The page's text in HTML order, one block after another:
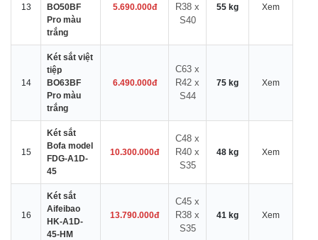
13
BO50BF
Pro màu
trắng
5.690.000đ
R38 x
S40
55 kg Xem
14
Két sắt việt
tiệp
BO63BF
Pro màu
trắng
6.490.000đ
C63 x
R42 x
S44
75 kg Xem
15
Két sắt
Bofa model
FDG-A1D-
45
10.300.000đ
C48 x
R40 x
S35
48 kg Xem
16
Két sắt
Aifeibao
HK-A1D-
45-HM
13.790.000đ
C45 x
R38 x
S35
41 kg Xem